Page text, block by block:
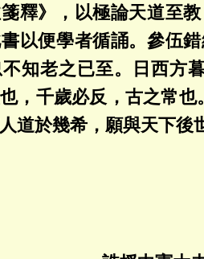
釋》，以極論天道至
以便學者循誦。參伍
知老之已至。日西方
，千歲必反，古之常
道於幾希，願與天下後